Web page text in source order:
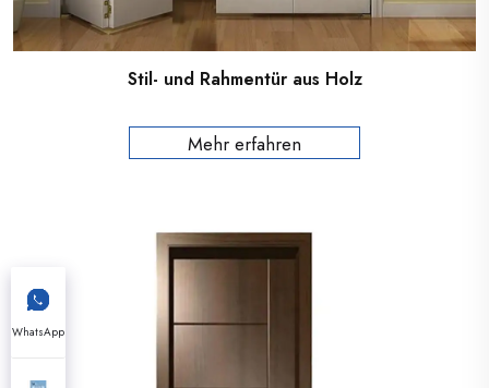
Stil- und Rahmentür aus Holz
Mehr erfahren
WhatsApp